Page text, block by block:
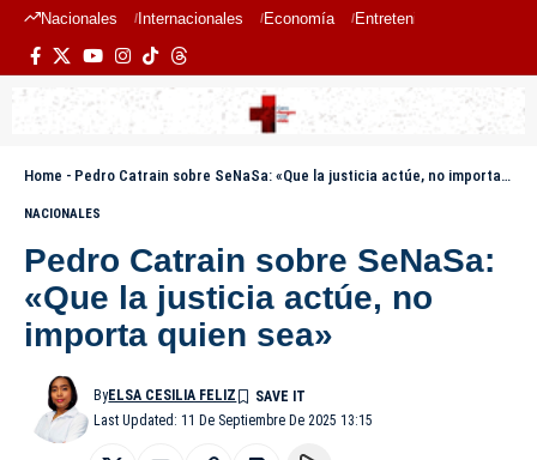
Nacionales Internacionales Economía Entretenimiento
Home - Pedro Catrain sobre SeNaSa: «Que la justicia actúe, no importa quien sea»
NACIONALES
Pedro Catrain sobre SeNaSa:
«Que la justicia actúe, no
importa quien sea»
Last Updated: 11 De Septiembre De 2025 13:15
ByELSA CESILIA FELIZ